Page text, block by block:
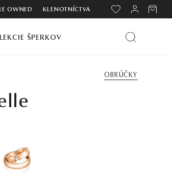
OWNED KLENOTNÍCTVA
ŠPERKOV
OBRÚČKY